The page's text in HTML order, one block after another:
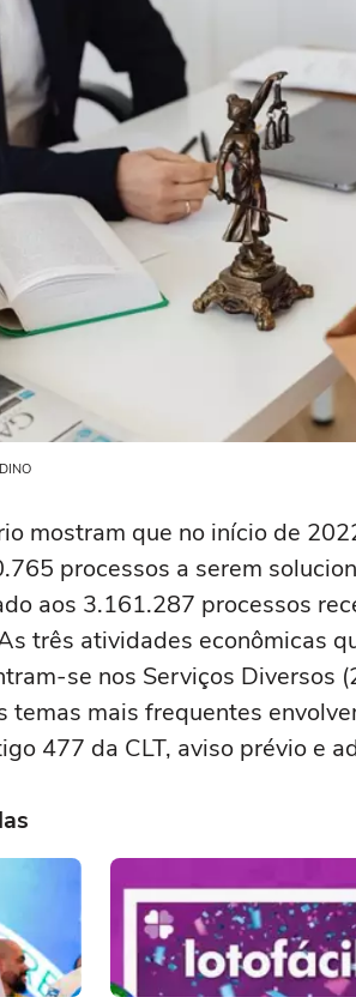
mostram que no início de
processos a serem
aos 3.161.287 processos
três atividades econômicas
se nos Serviços Diversos
temas mais frequentes
477 da CLT, aviso prévio e